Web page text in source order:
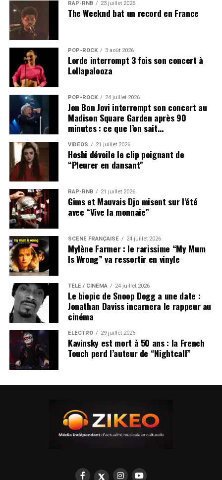
RAP-RNB 23 juillet 2026
The Weeknd bat un record en France
POP-ROCK 3 août 2026
Lorde interrompt 3 fois son concert à
Lollapalooza
POP-ROCK 24 juillet 2026
Jon Bon Jovi interrompt son concert au
Madison Square Garden après 90
minutes : ce que l’on sait…
VIDEOS 21 juillet 2026
Hoshi dévoile le clip poignant de
“Pleurer en dansant”
RAP-RNB 21 juillet 2026
Gims et Mauvais Djo misent sur l’été
avec “Vive la monnaie”
SCÈNE FRANÇAISE 24 juillet 2026
Mylène Farmer : le rarissime “My Mum
Is Wrong” va ressortir en vinyle
TÉLÉ / CINÉMA 24 juillet 2026
Le biopic de Snoop Dogg a une date :
Jonathan Daviss incarnera le rappeur au
cinéma
ÉLECTRO 29 juillet 2026
Kavinsky est mort à 50 ans : la French
Touch perd l’auteur de “Nightcall”